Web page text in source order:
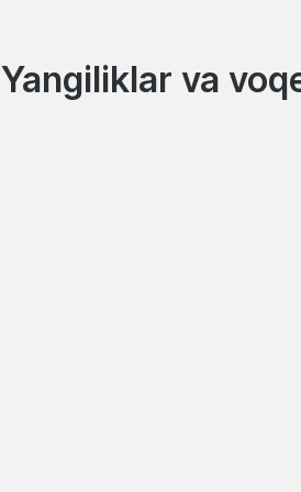
Yangiliklar va